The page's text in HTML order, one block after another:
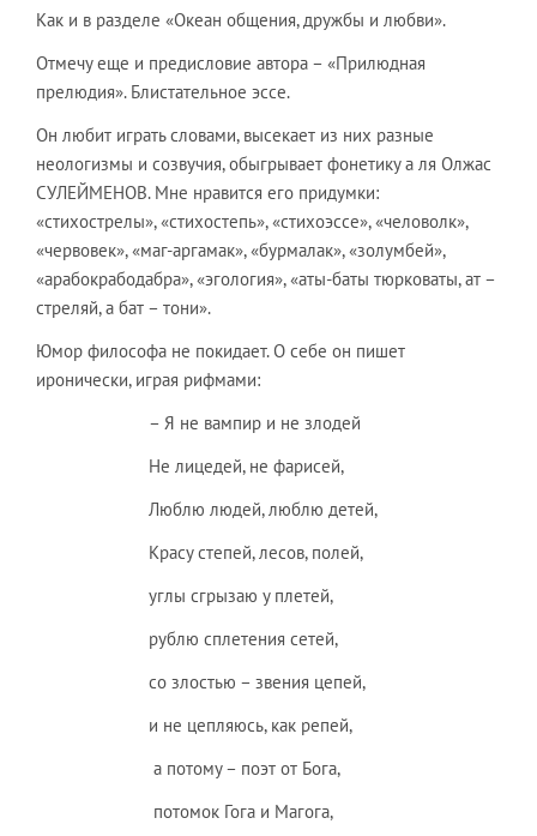
Как и в разделе «Океан общения, дружбы и любви».
Отмечу еще и предисловие автора – «Прилюдная
прелюдия». Блистательное эссе.
Он любит играть словами, высекает из них разные
неологизмы и созвучия, обыгрывает фонетику а ля Олжас
СУЛЕЙМЕНОВ. Мне нравится его придумки:
«стихострелы», «стихостепь», «стихоэссе», «человолк»,
«червовек», «маг-аргамак», «бурмалак», «золумбей»,
«арабокрабодабра», «эгология», «аты-баты тюрковаты, ат –
стреляй, а бат – тони».
Юмор философа не покидает. О себе он пишет
иронически, играя рифмами:
– Я не вампир и не злодей
Не лицедей, не фарисей,
Люблю людей, люблю детей,
Красу степей, лесов, полей,
углы сгрызаю у плетей,
рублю сплетения сетей,
со злостью – звения цепей,
и не цепляюсь, как репей,
а потому – поэт от Бога,
потомок Гога и Магога,